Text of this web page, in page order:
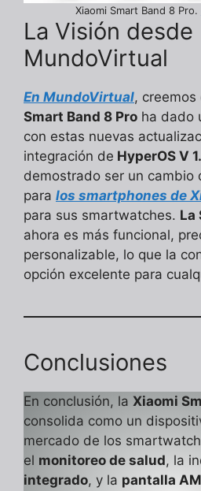
Xiaomi Smart Band 8 Pro.
La Visión desde
MundoVirtual
En MundoVirtual, creemos
Smart Band 8 Pro ha dado
con estas nuevas
integración de HyperOS V
demostrado ser un cambio
para los smartphones de
para sus smartwatches. La
ahora es más funcional,
personalizable, lo que la
opción excelente para
Conclusiones
En conclusión, la Xiaomi
consolida como un
mercado de los
el monitoreo de salud, la
integrado, y la pantalla